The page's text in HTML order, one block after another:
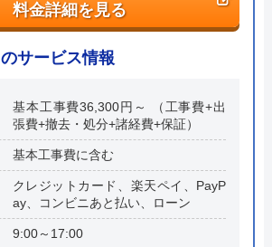
料金詳細を見る
サービス情報
基本工事費36,300円～ （工事費+出
張費+撤去・処分+諸経費+保証）
基本工事費に含む
クレジットカード、楽天ペイ、PayP
ay、コンビニあと払い、ローン
9:00～17:00